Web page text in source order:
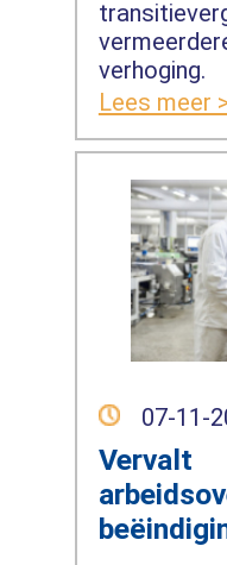
verhoging.
Lees meer
07-11-
Vervalt